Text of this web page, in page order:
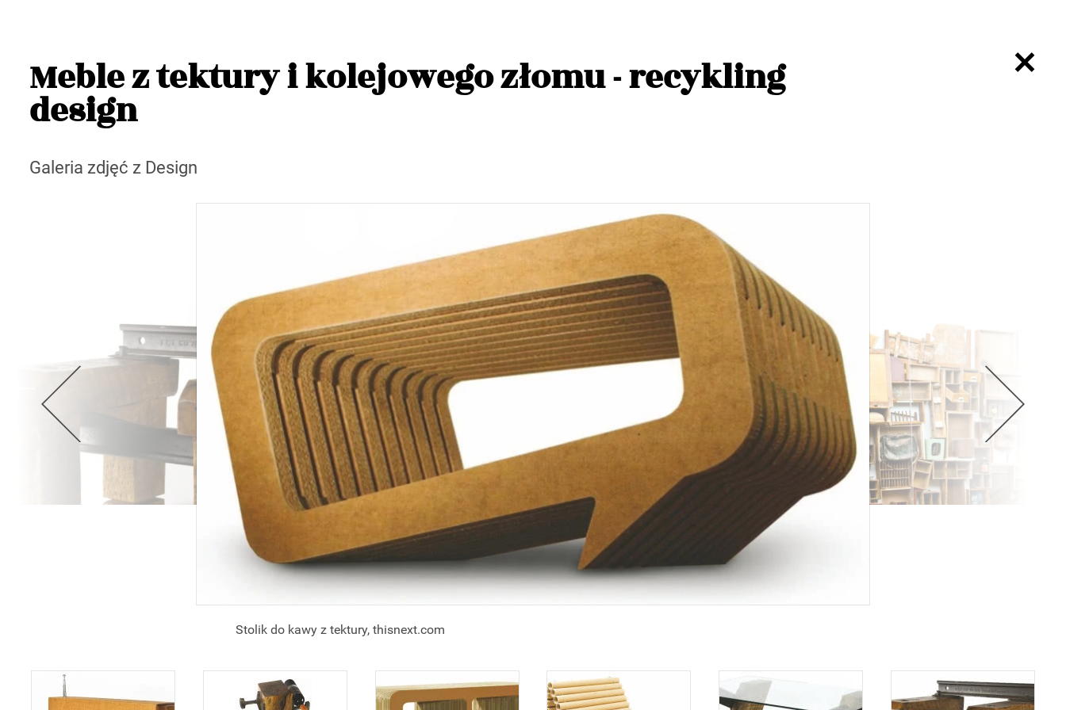
Meble z tektury i kolejowego złomu - recykling
design
Galeria zdjęć z Design
Stolik do kawy z tektury, thisnext.com